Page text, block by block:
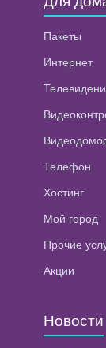
Пакеты
Интернет
Телефон
Хостинг
Мой город
Прочие
Акции
Новости